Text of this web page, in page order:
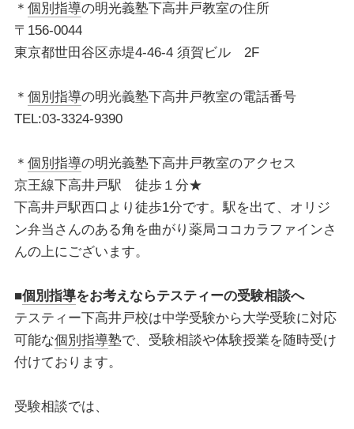
＊ 個別指導の明光義塾下高井戸教室の住所
〒156-0044
東京都世田谷区赤堤4-46-4 須賀ビル 2F
＊ 個別指導の明光義塾下高井戸教室の電話番号
TEL:03-3324-9390
＊ 個別指導の明光義塾下高井戸教室のアクセス
京王線下高井戸駅 徒歩１分★
下高井戸駅西口より徒歩1分です。駅を出て、オリジ
ン弁当さんのある角を曲がり薬局ココカラファインさ
んの上にございます。
■個別指導をお考えならテスティーの受験相談へ
テスティー下高井戸校は中学受験から大学受験に対応
可能な個別指導塾で、受験相談や体験授業を随時受け
付けております。
受験相談では、